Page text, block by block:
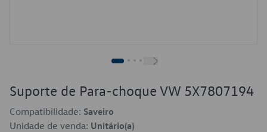
Suporte de Para-choque VW 5X7807194
Compatibilidade: Saveiro
Unidade de venda: Unitário(a)